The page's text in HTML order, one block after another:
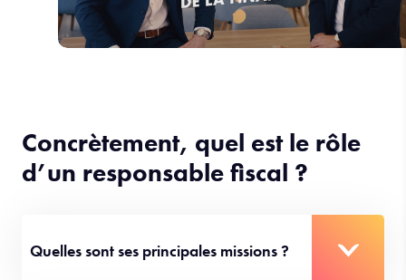
Concrètement, quel est le rôle
d’un responsable fiscal ?
Quelles sont ses principales missions ?